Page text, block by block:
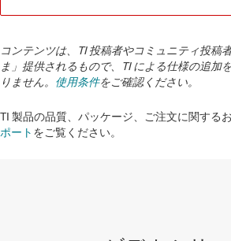
コンテンツは、TI 投稿者やコミュニティ投稿
ま」提供されるもので、TI による仕様の追加
りません。 使用条件をご確認ください。
TI 製品の品質、パッケージ、ご注文に関する
ポート をご覧ください。